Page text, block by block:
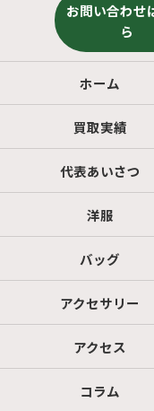
お問い合わせ
ら
ホーム
買取実績
代表あいさつ
洋服
バッグ
アクセサリー
アクセス
コラム